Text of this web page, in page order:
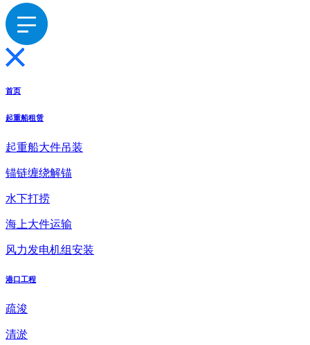
首页
起重船租赁
起重船大件吊装
锚链缠绕解锚
水下打捞
海上大件运输
风力发电机组安装
港口工程
疏浚
清淤